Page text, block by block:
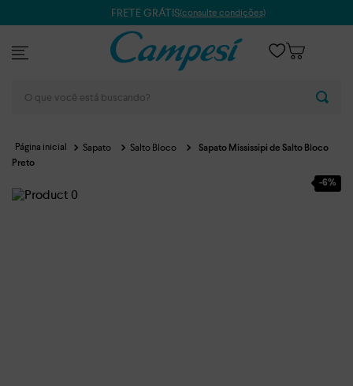
FRETE GRÁTIS(consulte condições)
Sapato Salto Bloco
Sapato Mississipi de Salto Bloco
Preto
-6%